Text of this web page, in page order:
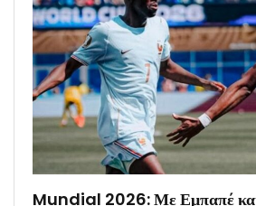
Mundial 2026: Με Εμπαπέ